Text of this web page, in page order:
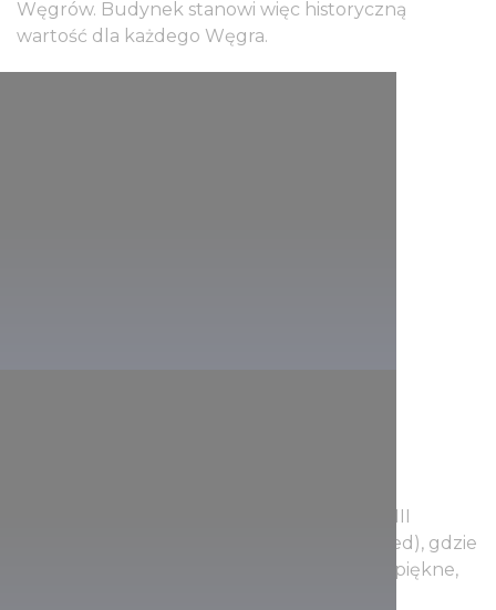
Węgrów. Budynek stanowi więc historyczną
wartość dla każdego Węgra.
Muzeum położone jest w Śródmieściu, w VIII
dzielnicy: w dzielnicy Pałaców (Palotanegyed), gdzie
słynni architekci zaprojektowali liczne przepiękne,